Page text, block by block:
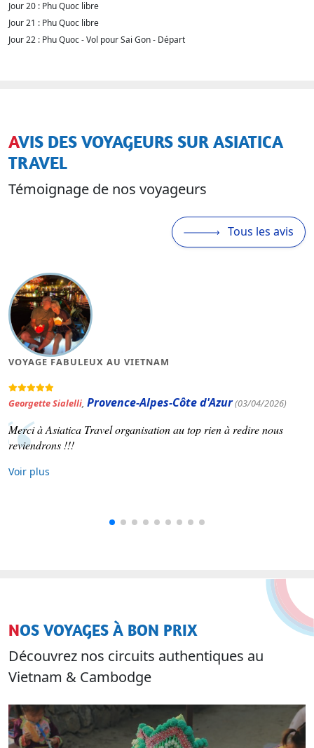
Jour 20 : Phu Quoc libre
Jour 21 : Phu Quoc libre
Jour 22 : Phu Quoc - Vol pour Sai Gon - Départ
AVIS DES VOYAGEURS SUR ASIATICA
TRAVEL
Témoignage de nos voyageurs
Tous les avis
MAGNIFIQUE VOYAGE AU VIETNAM
Patrick Varinard,Occitanie(19/03/2026)
Asiatica travel nous a concocté un voyage selon nos souhaits.
NOS VOYAGES À BON PRIX
Découvrez nos circuits authentiques au
Vietnam & Cambodge